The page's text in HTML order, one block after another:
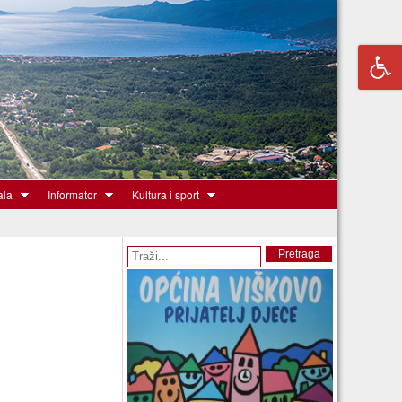
Informator Kultura i sport
Obrazac pretrage Pretraga